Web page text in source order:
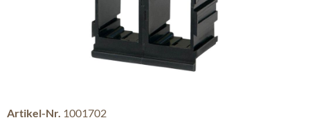
Artikel-Nr. 1001702